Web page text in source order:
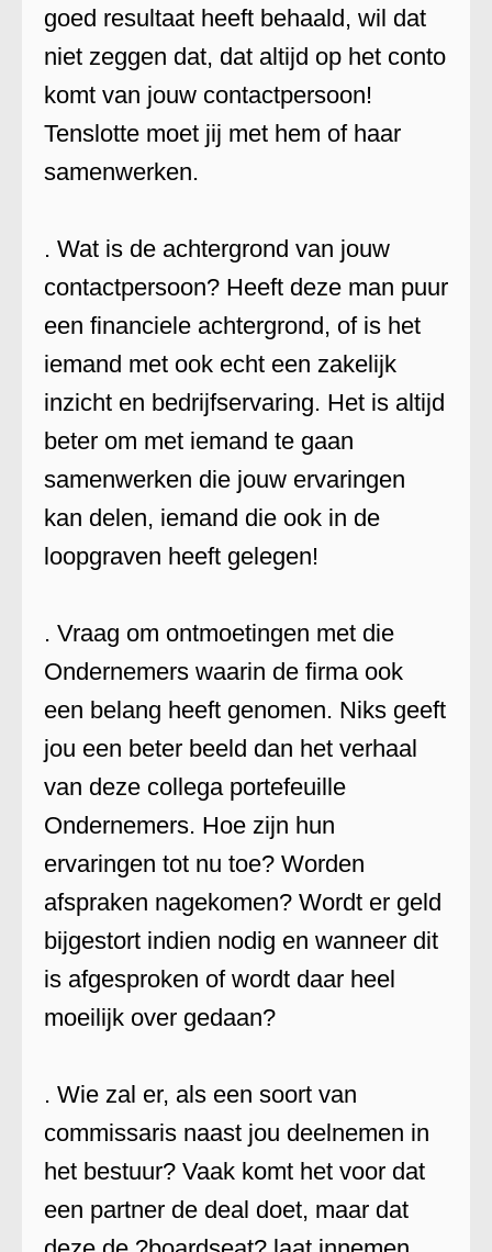
goed resultaat heeft behaald, wil dat
niet zeggen dat, dat altijd op het conto
komt van jouw contactpersoon!
Tenslotte moet jij met hem of haar
samenwerken.
. Wat is de achtergrond van jouw
contactpersoon? Heeft deze man puur
een financiele achtergrond, of is het
iemand met ook echt een zakelijk
inzicht en bedrijfservaring. Het is altijd
beter om met iemand te gaan
samenwerken die jouw ervaringen
kan delen, iemand die ook in de
loopgraven heeft gelegen!
. Vraag om ontmoetingen met die
Ondernemers waarin de firma ook
een belang heeft genomen. Niks geeft
jou een beter beeld dan het verhaal
van deze collega portefeuille
Ondernemers. Hoe zijn hun
ervaringen tot nu toe? Worden
afspraken nagekomen? Wordt er geld
bijgestort indien nodig en wanneer dit
is afgesproken of wordt daar heel
moeilijk over gedaan?
. Wie zal er, als een soort van
commissaris naast jou deelnemen in
het bestuur? Vaak komt het voor dat
een partner de deal doet, maar dat